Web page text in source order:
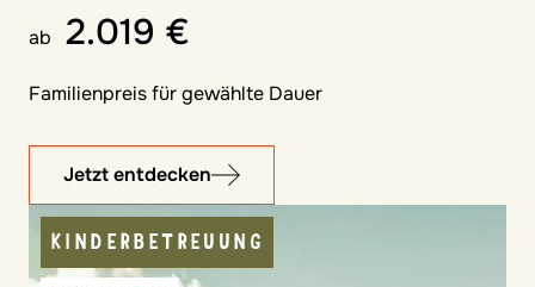
ab 2.019 €
Familienpreis für gewählte Dauer
Jetzt entdecken
KINDERBETREUUNG